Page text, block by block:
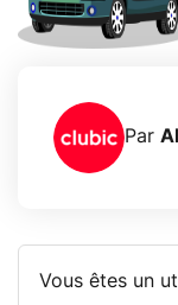
Par
Vous êtes un